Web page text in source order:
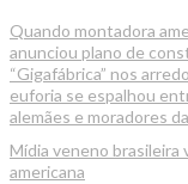
Quando montadora
anunciou plano de
“Gigafábrica” nos
euforia se espalhou
alemães e moradores
Mídia veneno brasileira
americana